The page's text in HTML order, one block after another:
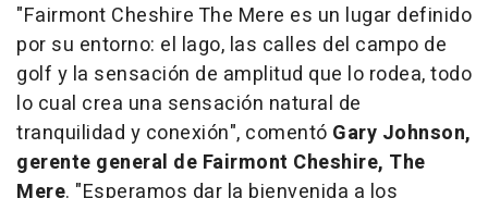
"Fairmont Cheshire The Mere es un lugar definido
por su entorno: el lago, las calles del campo de
golf y la sensación de amplitud que lo rodea, todo
lo cual crea una sensación natural de
tranquilidad y conexión", comentó Gary Johnson,
gerente general de Fairmont Cheshire, The
Mere. "Esperamos dar la bienvenida a los